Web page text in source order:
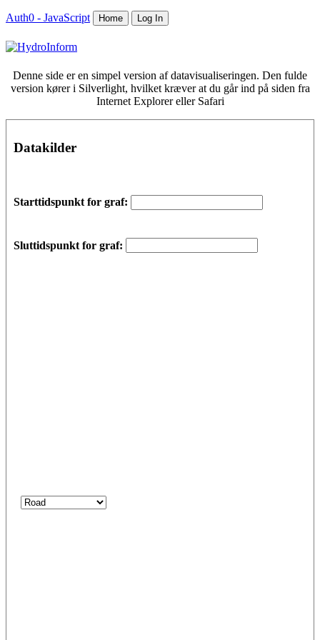
Auth0 - JavaScript Home Log In
Denne side er en simpel version af datavisualiseringen. Den fulde
version kører i Silverlight, hvilket kræver at du går ind på siden fra
Internet Explorer eller Safari
Datakilder
Starttidspunkt for graf:
Sluttidspunkt for graf: